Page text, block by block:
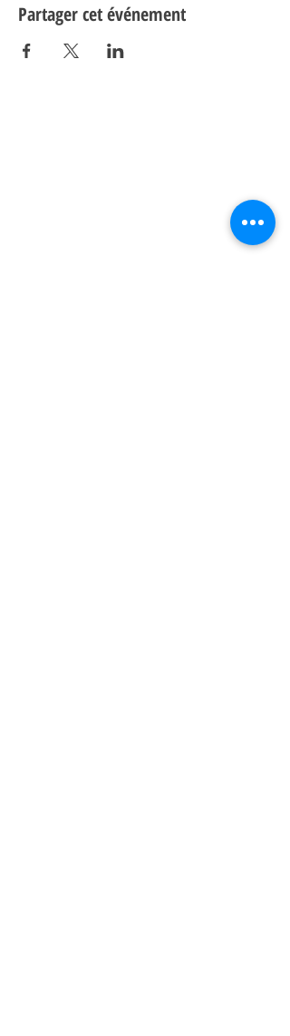
Partager cet événement